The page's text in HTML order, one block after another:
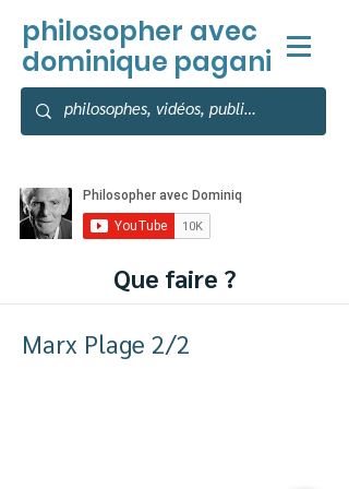
philosopher avec
dominique pagani
Que faire ?
Marx Plage 2/2